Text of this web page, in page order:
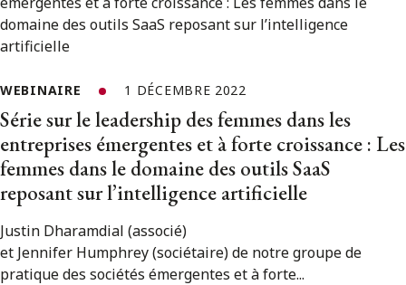
WEBINAIRE 1 DÉCEMBRE 2022
Série sur le leadership des femmes dans les
entreprises émergentes et à forte croissance : Les
femmes dans le domaine des outils SaaS
reposant sur l’intelligence artificielle
Justin Dharamdial (associé)
et Jennifer Humphrey (sociétaire) de notre groupe de
pratique des sociétés émergentes et à forte...